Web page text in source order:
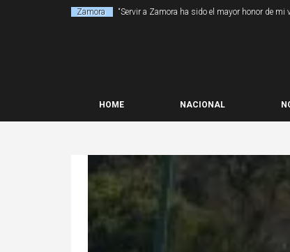
Zamora “Servir a Zamora ha sido el mayor honor de
HOME NACIONAL